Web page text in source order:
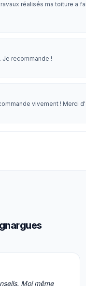
réalisés ma toiture a
recommande !
vivement ! Merci
Moi même